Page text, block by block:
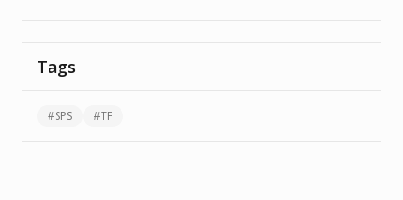
Tags
#SPS #TF